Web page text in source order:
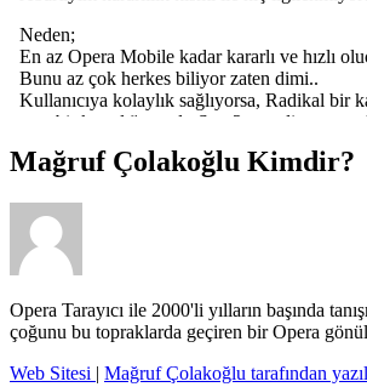
Mağruf Çolakoğlu Kimdir?
Opera Tarayıcı ile 2000'li yılların başında
çoğunu bu topraklarda geçiren bir Opera
Web Sitesi | Mağruf Çolakoğlu tarafından